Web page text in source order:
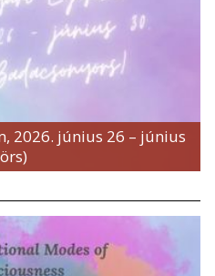
2026. június 26 – június